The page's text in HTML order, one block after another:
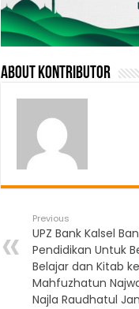
About Kontributor
Previous
UPZ Bank Kalsel
Pendidikan Untuk
Belajar dan Kitab
Mahfuzhatun
Najla Raudhatul